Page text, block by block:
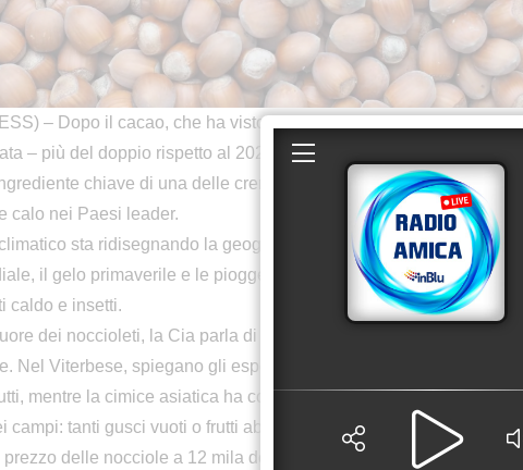
– Dopo il cacao, che ha visto il suo prezzo salire fino a
– più del doppio rispetto al 2022 – ora, è in crisi anche la
chiave di una delle creme spalmabili più amate al mondo.
calo nei Paesi leader.
sta ridisegnando la geografia agricola. In Turchia, principale
il gelo primaverile e le piogge hanno ridotto la resa. In Italia,
caldo e insetti.
dei noccioleti, la Cia parla di perdite fino al 70% e chiede lo
Nel Viterbese, spiegano gli esperti, le alte temperature hanno
mentre la cimice asiatica ha compromesso molte coltivazioni.
campi: tanti gusci vuoti o frutti abortiti.
delle nocciole a 12 mila dollari la tonnellata, con un